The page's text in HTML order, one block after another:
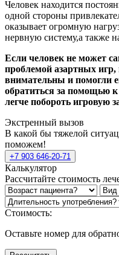
Человек находится
одной стороны
оказывает огромную
нервную систему,а также
Если человек не может
проблемой азартных
внимательны и помогли
обратиться за помощью к
легче побороть игровую
Экстренный вызов
В какой бы тяжелой
поможем!
+7 903 646-20-71
Калькулятор
Рассчитайте стоимость
Стоимость:
Оставьте номер для